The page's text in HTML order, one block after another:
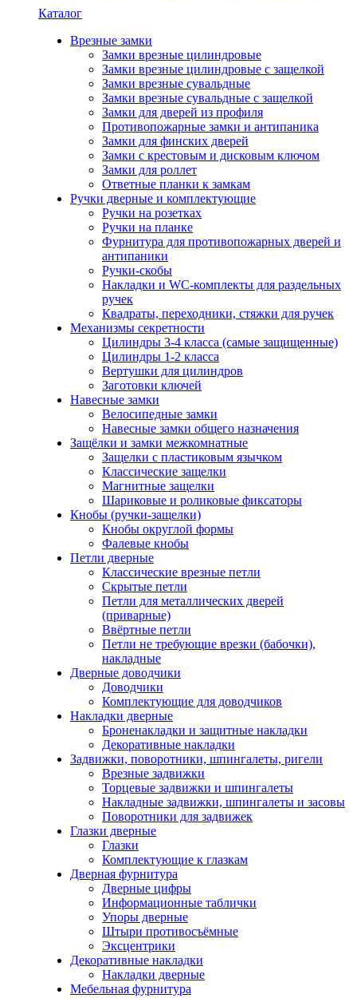
Каталог
Врезные замки
Замки врезные цилиндровые
Замки врезные цилиндровые с защелкой
Замки врезные сувальдные
Замки врезные сувальдные с защелкой
Замки для дверей из профиля
Противопожарные замки и антипаника
Замки для финских дверей
Замки с крестовым и дисковым ключом
Замки для роллет
Ответные планки к замкам
Ручки дверные и комплектующие
Ручки на розетках
Ручки на планке
Фурнитура для противопожарных дверей и
антипаники
Ручки-скобы
Накладки и WC-комплекты для раздельных
ручек
Квадраты, переходники, стяжки для ручек
Механизмы секретности
Цилиндры 3-4 класса (самые защищенные)
Цилиндры 1-2 класса
Вертушки для цилиндров
Заготовки ключей
Навесные замки
Велосипедные замки
Навесные замки общего назначения
Защёлки и замки межкомнатные
Защелки с пластиковым язычком
Классические защелки
Магнитные защелки
Шариковые и роликовые фиксаторы
Кнобы (ручки-защелки)
Кнобы округлой формы
Фалевые кнобы
Петли дверные
Классические врезные петли
Скрытые петли
Петли для металлических дверей
(приварные)
Ввёртные петли
Петли не требующие врезки (бабочки),
накладные
Дверные доводчики
Доводчики
Комплектующие для доводчиков
Накладки дверные
Броненакладки и защитные накладки
Декоративные накладки
Задвижки, поворотники, шпингалеты, ригели
Врезные задвижки
Торцевые задвижки и шпингалеты
Накладные задвижки, шпингалеты и засовы
Поворотники для задвижек
Глазки дверные
Глазки
Комплектующие к глазкам
Дверная фурнитура
Дверные цифры
Информационные таблички
Упоры дверные
Штыри противосъёмные
Эксцентрики
Декоративные накладки
Накладки дверные
Мебельная фурнитура